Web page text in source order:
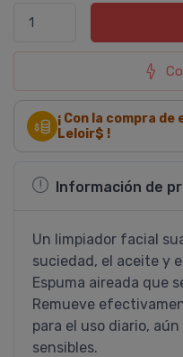
¡ Con la compra
Leloir$ !
Información de
Un limpiador facial
suciedad, el aceite y
Espuma aireada que
Remueve
para el uso diario,
sensibles.